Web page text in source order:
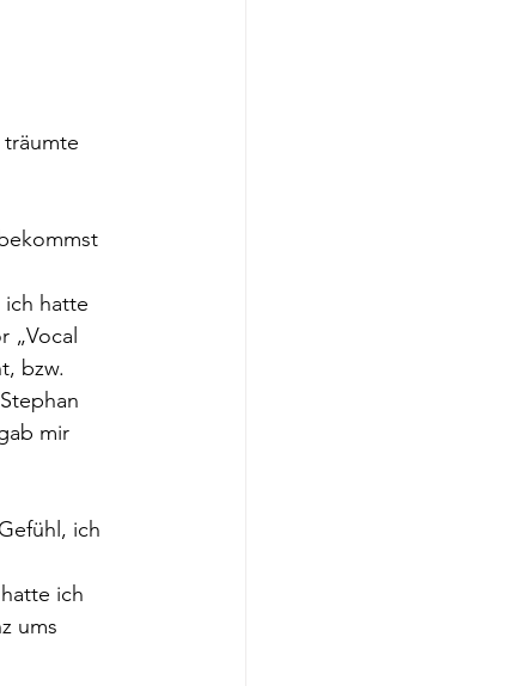
hatte
„Vocal
bzw.
mir
ich
ich
ums